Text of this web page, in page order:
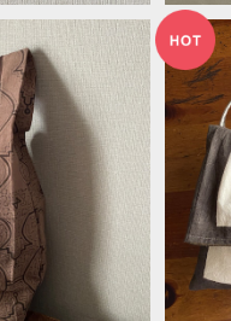
ピボ族の泥染
すっぽ